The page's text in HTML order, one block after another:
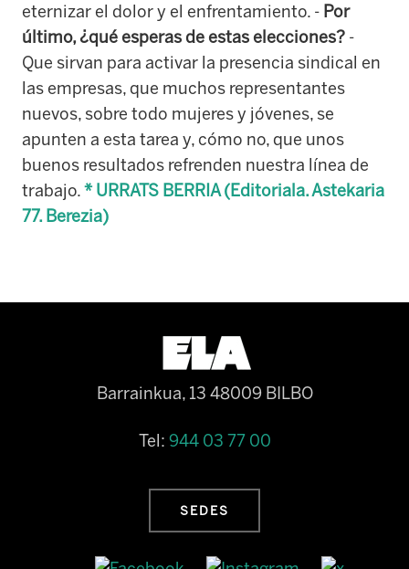
eternizar el dolor y el enfrentamiento. - Por
último, ¿qué esperas de estas elecciones? -
Que sirvan para activar la presencia sindical en
las empresas, que muchos representantes
nuevos, sobre todo mujeres y jóvenes, se
apunten a esta tarea y, cómo no, que unos
buenos resultados refrenden nuestra línea de
trabajo.* URRATS BERRIA (Editoriala. Astekaria
77. Berezia)
Barrainkua, 13 48009 BILBO
Tel: 944 03 77 00
SEDES